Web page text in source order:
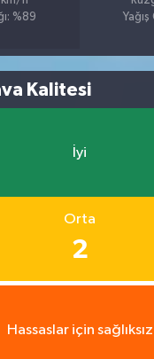
%89
Yağış
Kalitesi
İyi
Orta
2
Hassaslar için sağlıksız